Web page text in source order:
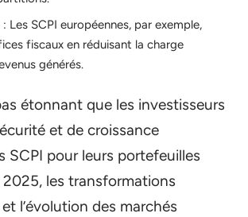
: Les SCPI européennes, par exemple,
fiscaux en réduisant la charge
générés.
étonnant que les investisseurs
et de croissance
SCPI pour leurs portefeuilles
2025, les transformations
l’évolution des marchés